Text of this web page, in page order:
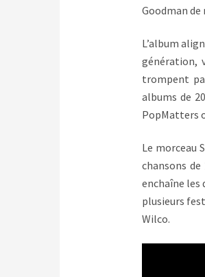
Goodman
L’album
génération,
trompent
albums de
PopMatters
Le morceau
chansons
enchaîne les
plusieurs
Wilco.